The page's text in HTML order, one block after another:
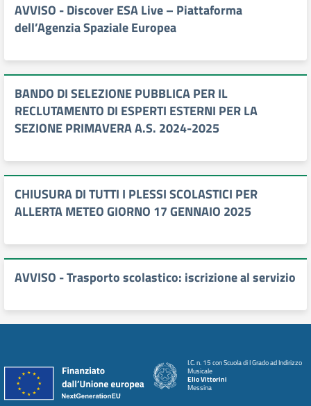
AVVISO - Discover ESA Live – Piattaforma
dell’Agenzia Spaziale Europea
BANDO DI SELEZIONE PUBBLICA PER IL
RECLUTAMENTO DI ESPERTI ESTERNI PER LA
SEZIONE PRIMAVERA A.S. 2024-2025
CHIUSURA DI TUTTI I PLESSI SCOLASTICI PER
ALLERTA METEO GIORNO 17 GENNAIO 2025
AVVISO - Trasporto scolastico: iscrizione al servizio
I.C. n. 15 con Scuola di I Grado ad Indirizzo
Musicale
Elio Vittorini
Messina